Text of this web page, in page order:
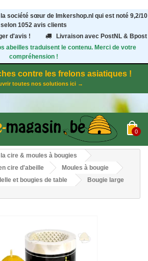
société sœur de Imkershop.nl qui est noté 9,2/10
selon 1052 avis clients
d'avis !
Livraison avec PostNL & Bpost
abeilles traduisent le contenu. Merci de votre
compréhension !
contre les frelons asiatiques !
toutes nos solutions ici →
0
cire & moules à bougies
cire d'abeille
Moules à bougie
et bougies de table
Bougie large